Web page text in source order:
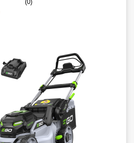
(0)